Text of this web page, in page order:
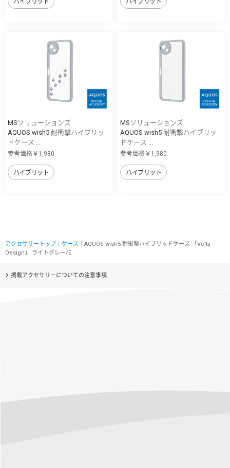
ハイブリット ハイブリット
MSソリューションズ
AQUOS wish5 耐衝撃ハイブリッ
ドケース ...
参考価格￥1,980
ハイブリット
MSソリューションズ
AQUOS wish5 耐衝撃ハイブリッ
ドケース ...
参考価格￥1,980
ハイブリット
アクセサリートップ ケース ｜AQUOS wish5 耐衝撃ハイブリッドケース 「Velta
Design」 ライトグレー/E
掲載アクセサリーについての注意事項